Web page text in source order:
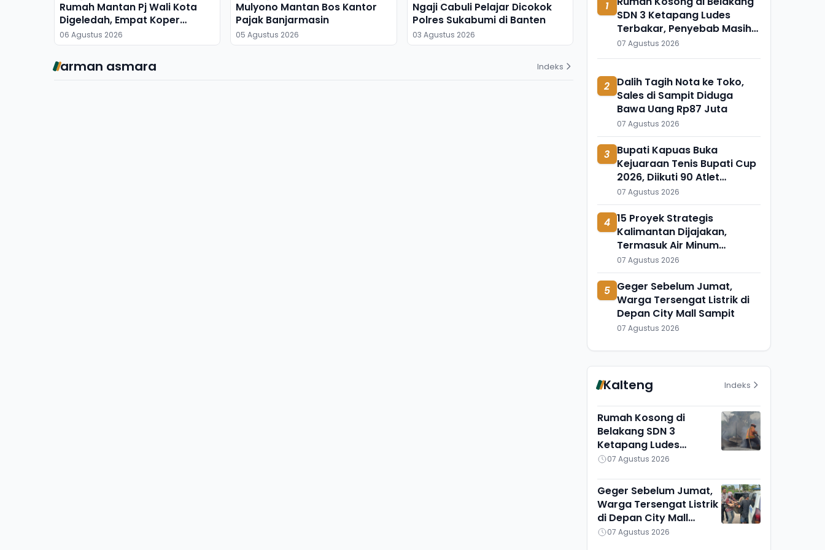
Rumah Mantan Pj Wali Kota
Digeledah, Empat Koper
Dibawa
06 Agustus 2026
Mulyono Mantan Bos Kantor
Pajak Banjarmasin
05 Agustus 2026
Ngaji Cabuli Pelajar Dicokok
Polres Sukabumi di Banten
03 Agustus 2026
Meninggal Mendadak, Ada
31 Juli 2026
arman asmara Indeks
1
SDN 3 Ketapang Ludes
Terbakar, Penyebab Masih
Diselidiki
07 Agustus 2026
2 Dalih Tagih Nota ke Toko,
Sales di Sampit Diduga
Bawa Uang Rp87 Juta
07 Agustus 2026
3 Bupati Kapuas Buka
Kejuaraan Tenis Bupati Cup
2026, Diikuti 90 Atlet
Kalteng dan Kalsel
07 Agustus 2026
4 15 Proyek Strategis
Kalimantan Dijajakan,
Termasuk Air Minum
Sepaku-Semoi dan Energi
Sampah Palangka Raya
07 Agustus 2026
5 Geger Sebelum Jumat,
Warga Tersengat Listrik di
Depan City Mall Sampit
07 Agustus 2026
Kalteng Indeks
Rumah Kosong di
Belakang SDN 3
Ketapang Ludes
Terbakar, Penyebab
07 Agustus 2026
Geger Sebelum Jumat,
Warga Tersengat Listrik
di Depan City Mall
Sampit
07 Agustus 2026